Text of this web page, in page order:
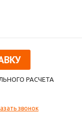
РАСЧЕТА
звонок